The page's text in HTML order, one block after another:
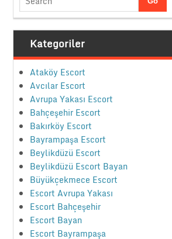
Kategoriler
Ataköy Escort
Avcılar Escort
Avrupa Yakası Escort
Bahçeşehir Escort
Bakırköy Escort
Bayrampaşa Escort
Beylikdüzü Escort
Beylikdüzü Escort Bayan
Büyükçekmece Escort
Escort Avrupa Yakası
Escort Bahçeşehir
Escort Bayan
Escort Bayrampaşa